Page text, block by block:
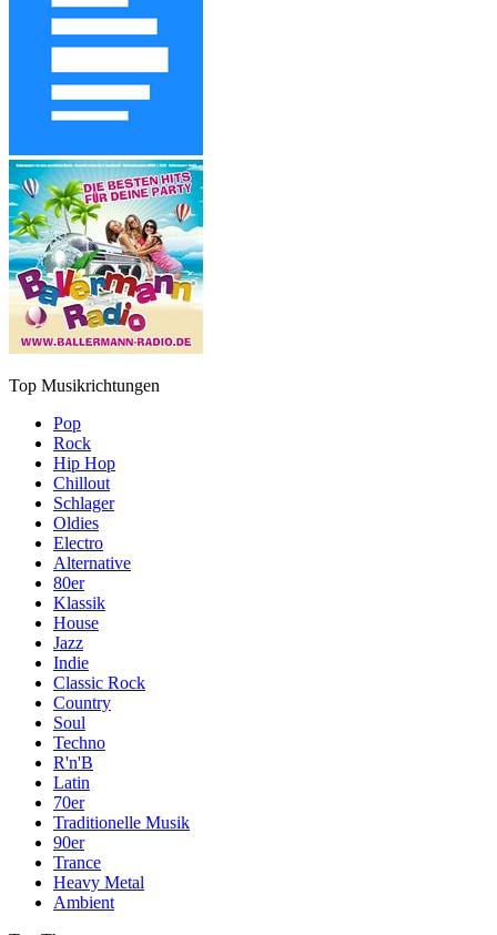
Top Musikrichtungen
Pop
Rock
Hip Hop
Chillout
Schlager
Oldies
Electro
Alternative
80er
Klassik
House
Jazz
Indie
Classic Rock
Country
Soul
Techno
R'n'B
Latin
70er
Traditionelle Musik
90er
Trance
Heavy Metal
Ambient